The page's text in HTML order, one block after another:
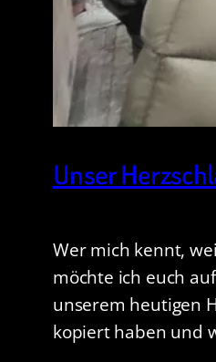
Unser
Wer mich kennt,
möchte ich euch
unserem heutigen
kopiert haben und